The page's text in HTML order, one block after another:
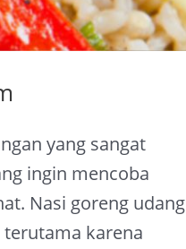
yang sangat
ingin mencoba
Nasi goreng udang
karena